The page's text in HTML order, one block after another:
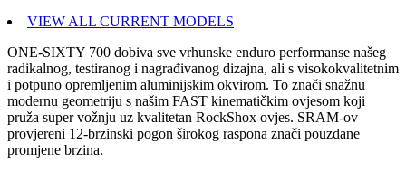
VIEW ALL CURRENT MODELS
ONE-SIXTY 700 dobiva sve vrhunske enduro performanse našeg
radikalnog, testiranog i nagrađivanog dizajna, ali s visokokvalitetnim
i potpuno opremljenim aluminijskim okvirom. To znači snažnu
modernu geometriju s našim FAST kinematičkim ovjesom koji
pruža super vožnju uz kvalitetan RockShox ovjes. SRAM-ov
provjereni 12-brzinski pogon širokog raspona znači pouzdane
promjene brzina.